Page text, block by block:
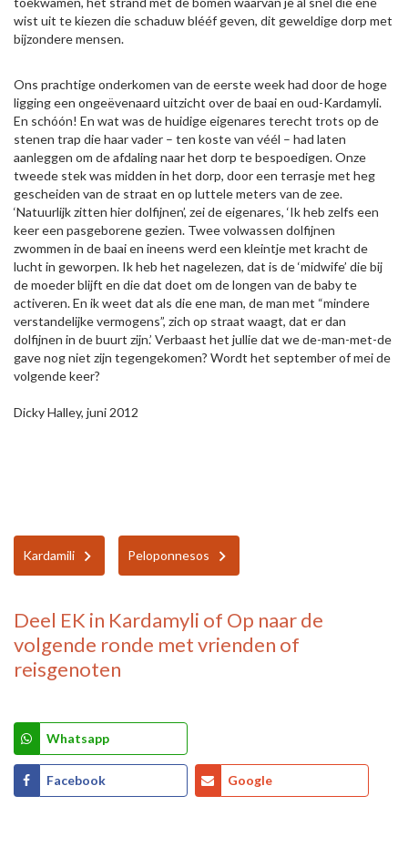
wist uit te kiezen die schaduw blééf geven, dit geweldige dorp met
bijzondere mensen.
Ons prachtige onderkomen van de eerste week had door de hoge
ligging een ongeëvenaard uitzicht over de baai en oud-Kardamyli.
En schóón! En wat was de huidige eigenares terecht trots op de
stenen trap die haar vader – ten koste van véél – had laten
aanleggen om de afdaling naar het dorp te bespoedigen. Onze
tweede stek was midden in het dorp, door een terrasje met heg
gescheiden van de straat en op luttele meters van de zee.
‘Natuurlijk zitten hier dolfijnen’, zei de eigenares, ‘Ik heb zelfs een
keer een pasgeborene gezien. Twee volwassen dolfijnen
zwommen in de baai en ineens werd een kleintje met kracht de
lucht in geworpen. Ik heb het nagelezen, dat is de ‘midwife’ die bij
de moeder blijft en die dat doet om de longen van de baby te
activeren. En ik weet dat als die ene man, de man met “mindere
verstandelijke vermogens”, zich op straat waagt, dat er dan
dolfijnen in de buurt zijn.’ Verbaast het jullie dat we de-man-met-de
gave nog niet zijn tegengekomen? Wordt het september of mei de
volgende keer?
Dicky Halley, juni 2012
Kardamili Peloponnesos
Deel EK in Kardamyli of Op naar de
volgende ronde met vrienden of
reisgenoten
Whatsapp
Facebook Google